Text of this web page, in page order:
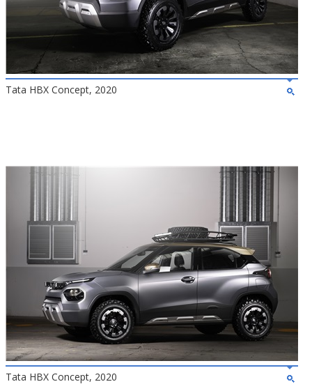
Tata HBX Concept, 2020
Tata HBX Concept, 2020